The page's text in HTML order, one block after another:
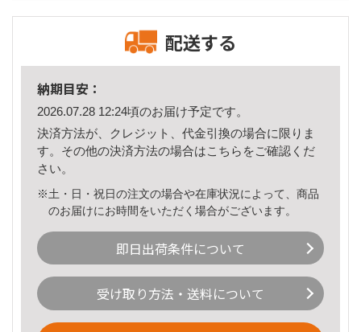
配送する
納期目安：
2026.07.28 12:24頃のお届け予定です。
決済方法が、クレジット、代金引換の場合に限りま
す。その他の決済方法の場合はこちら をご確認くだ
さい。
※土・日・祝日の注文の場合や在庫状況によって、商品
のお届けにお時間をいただく場合がございます。
即日出荷条件について
受け取り方法・送料について